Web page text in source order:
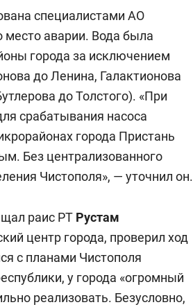
специалистами АО
место аварии. Вода была
города за исключением
до Ленина, Галактионова
до Толстого). «При
срабатывания насоса
города Пристань
Без централизованного
Чистополя», — уточнил он.
раис РТ Рустам
центр города, проверил ход
с планами Чистополя
у города «огромный
реализовать. Безусловно,